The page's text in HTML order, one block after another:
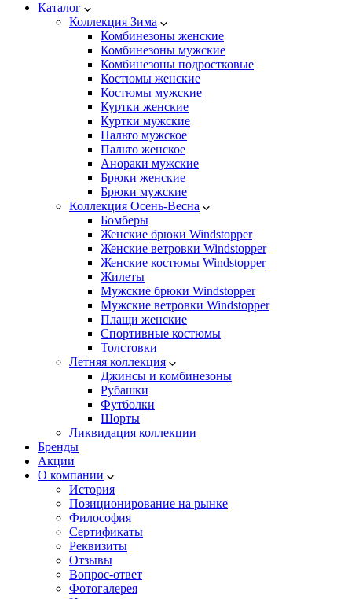
Каталог
Коллекция Зима
Комбинезоны женские
Комбинезоны мужские
Комбинезоны подростковые
Костюмы женские
Костюмы мужские
Куртки женские
Куртки мужские
Пальто мужское
Пальто женское
Анораки мужские
Брюки женские
Брюки мужские
Коллекция Осень-Весна
Бомберы
Женские брюки Windstopper
Женские ветровки Windstopper
Женские костюмы Windstopper
Жилеты
Мужские брюки Windstopper
Мужские ветровки Windstopper
Плащи женские
Спортивные костюмы
Толстовки
Летняя коллекция
Джинсы и комбинезоны
Рубашки
Футболки
Шорты
Ликвидация коллекции
Бренды
Акции
О компании
История
Позиционирование на рынке
Философия
Сертификаты
Реквизиты
Отзывы
Вопрос-ответ
Фотогалерея